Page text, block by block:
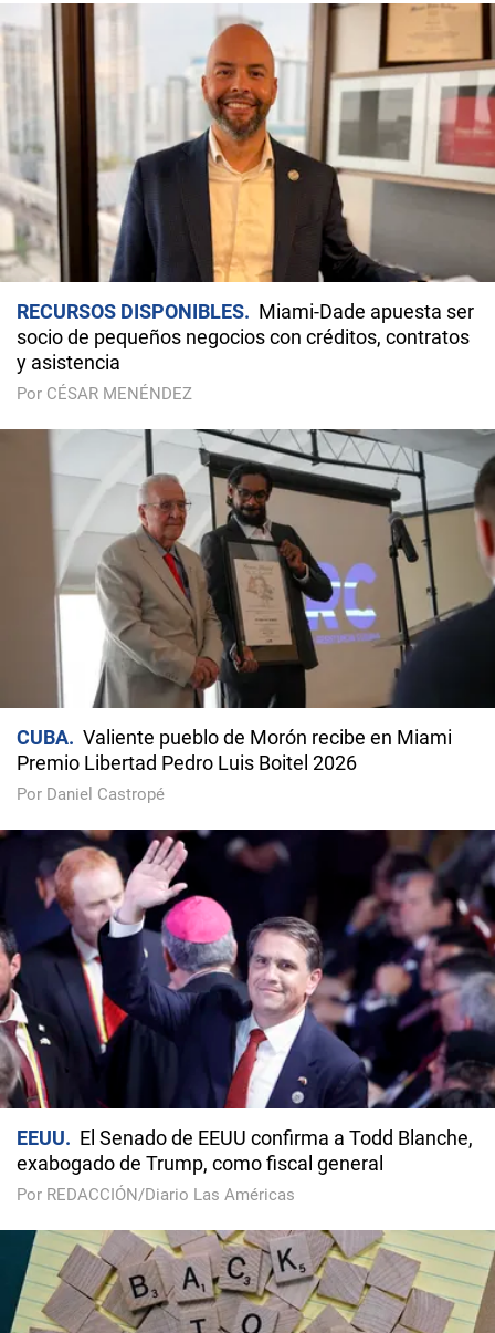
RECURSOS DISPONIBLES
Miami-Dade apuesta ser
socio de pequeños negocios con créditos, contratos
y asistencia
Por CÉSAR MENÉNDEZ
CUBA
Valiente pueblo de Morón recibe en Miami
Premio Libertad Pedro Luis Boitel 2026
Por Daniel Castropé
EEUU
El Senado de EEUU confirma a Todd Blanche,
exabogado de Trump, como fiscal general
Por REDACCIÓN/Diario Las Américas